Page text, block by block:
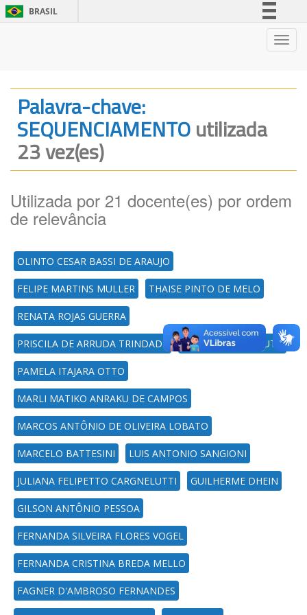
BRASIL
Canais
Palavra-chave:
SEQUENCIAMENTOutilizada
23 vez(es)
Utilizada por 21 docente(es) por ordem
de relevância
OLINTO CESAR BASSI DE ARAUJO
FELIPE MARTINS MULLER THAISE PINTO DE MELO
RENATA ROJAS GUERRA
PRISCILA DE ARRUDA TRINDADE PATRICIA JUNGBLUTH
PAMELA ITAJARA OTTO
MARLI MATIKO ANRAKU DE CAMPOS
MARCOS ANTÔNIO DE OLIVEIRA LOBATO
MARCELO BATTESINI LUIS ANTONIO SANGIONI
JULIANA FELIPETTO CARGNELUTTI GUILHERME DHEIN
GILSON ANTÔNIO PESSOA
FERNANDA SILVEIRA FLORES VOGEL
FERNANDA CRISTINA BREDA MELLO
FAGNER D'AMBROSO FERNANDES